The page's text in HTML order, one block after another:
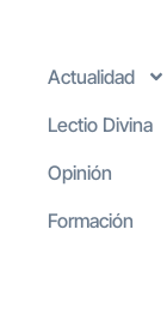
Actualidad
Lectio Divina
Opinión
Formación